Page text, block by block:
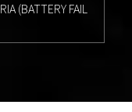
(BATTERY FAIL